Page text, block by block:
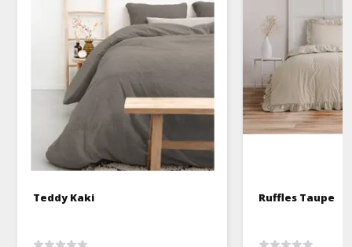
Teddy Kaki Ruffles Taupe